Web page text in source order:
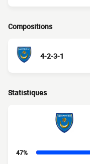
Compositions
4-2-3-1
Statistiques
47%